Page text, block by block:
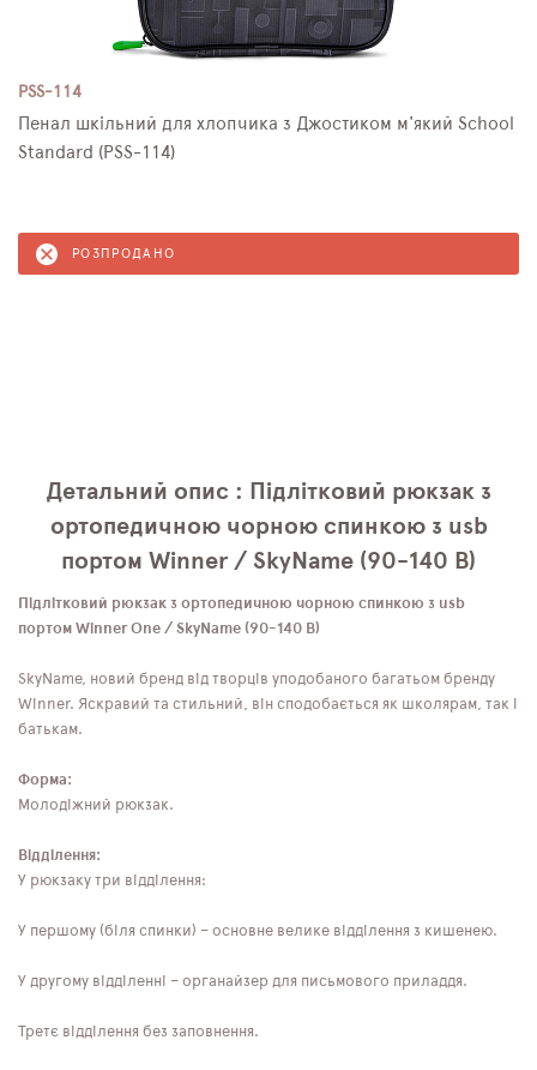
PSS-114
Пенал шкільний для хлопчика з Джостиком м'який School
Standard (PSS-114)
РОЗПРОДАНО
Детальний опис : Підлітковий рюкзак з
ортопедичною чорною спинкою з usb
портом Winner / SkyName (90-140 B)
Підлітковий рюкзак з ортопедичною чорною спинкою з usb
портом Winner One / SkyName (90-140 B)
SkyName, новий бренд від творців уподобаного багатьом бренду
Winner. Яскравий та стильний, він сподобається як школярам, так і
батькам.
Форма:
Молодіжний рюкзак.
Відділення:
У рюкзаку три відділення:
У першому (біля спинки) – основне велике відділення з кишенею.
У другому відділенні – органайзер для письмового приладдя.
Третє відділення без заповнення.